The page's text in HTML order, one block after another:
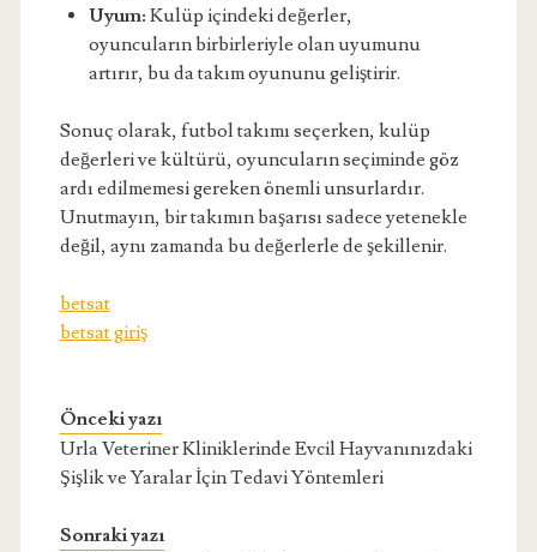
Uyum: Kulüp içindeki değerler,
oyuncuların birbirleriyle olan uyumunu
artırır, bu da takım oyununu geliştirir.
Sonuç olarak, futbol takımı seçerken, kulüp
değerleri ve kültürü, oyuncuların seçiminde göz
ardı edilmemesi gereken önemli unsurlardır.
Unutmayın, bir takımın başarısı sadece yetenekle
değil, aynı zamanda bu değerlerle de şekillenir.
betsat
betsat giriş
Önceki yazı
Urla Veteriner Kliniklerinde Evcil Hayvanınızdaki
Şişlik ve Yaralar İçin Tedavi Yöntemleri
Sonraki yazı